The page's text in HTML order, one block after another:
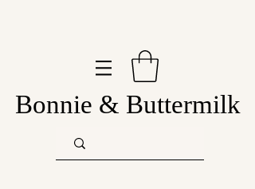
Bonnie & Buttermilk